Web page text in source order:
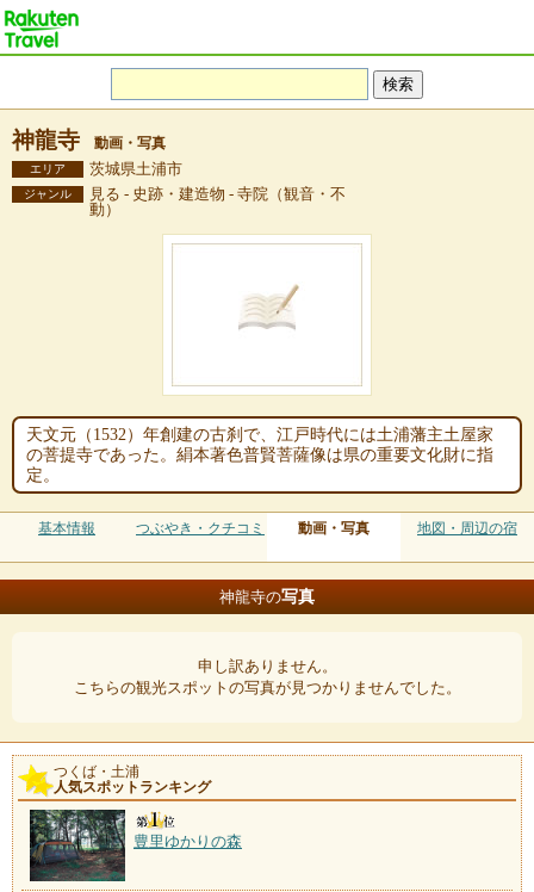
神龍寺 動画・写真
エリア 茨城県土浦市
ジャンル
見る - 史跡・建造物 - 寺院（観音・不
動）
天文元（1532）年創建の古刹で、江戸時代には土浦藩主土屋家
の菩提寺であった。絹本著色普賢菩薩像は県の重要文化財に指
定。
基本情報 つぶやき・クチコミ 動画・写真 地図・周辺の宿
神龍寺の写真
申し訳ありません。
こちらの観光スポットの写真が見つかりませんでした。
つくば・土浦
人気スポットランキング
豊里ゆかりの森